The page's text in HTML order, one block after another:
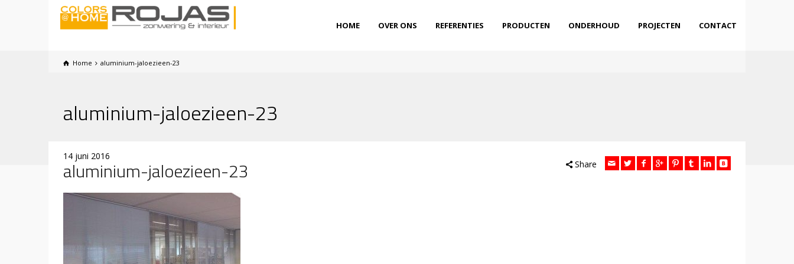
HOME OVER ONS REFERENTIES PRODUCTEN ONDERHOUD PROJECTEN CONTACT
Home aluminium-jaloezieen-23
aluminium-jaloezieen-23
14 juni 2016
aluminium-jaloezieen-23 Share